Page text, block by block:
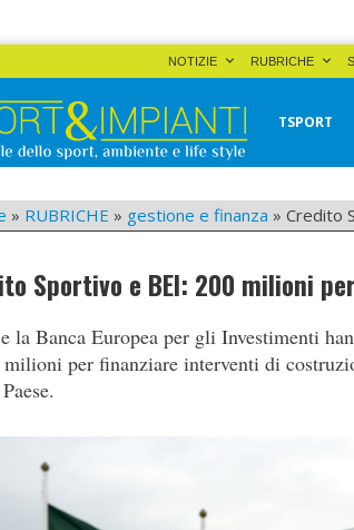
NOTIZIE RUBRICHE
TSPORT
» RUBRICHE » gestione e finanza » Credito
Sportivo e BEI: 200 milioni
la Banca Europea per gli Investimenti
per finanziare interventi di